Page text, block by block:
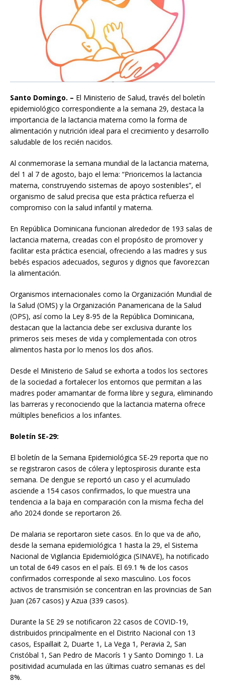
Santo Domingo. – El Ministerio de Salud, través del boletín
epidemiológico correspondiente a la semana 29, destaca la
importancia de la lactancia materna como la forma de
alimentación y nutrición ideal para el crecimiento y desarrollo
saludable de los recién nacidos.
Al conmemorase la semana mundial de la lactancia materna,
del 1 al 7 de agosto, bajo el lema: “Prioricemos la lactancia
materna, construyendo sistemas de apoyo sostenibles”, el
organismo de salud precisa que esta práctica refuerza el
compromiso con la salud infantil y materna.
En República Dominicana funcionan alrededor de 193 salas de
lactancia materna, creadas con el propósito de promover y
facilitar esta práctica esencial, ofreciendo a las madres y sus
bebés espacios adecuados, seguros y dignos que favorezcan
la alimentación.
Organismos internacionales como la Organización Mundial de
la Salud (OMS) y la Organización Panamericana de la Salud
(OPS), así como la Ley 8-95 de la República Dominicana,
destacan que la lactancia debe ser exclusiva durante los
primeros seis meses de vida y complementada con otros
alimentos hasta por lo menos los dos años.
Desde el Ministerio de Salud se exhorta a todos los sectores
de la sociedad a fortalecer los entornos que permitan a las
madres poder amamantar de forma libre y segura, eliminando
las barreras y reconociendo que la lactancia materna ofrece
múltiples beneficios a los infantes.
Boletín SE-29:
El boletín de la Semana Epidemiológica SE-29 reporta que no
se registraron casos de cólera y leptospirosis durante esta
semana. De dengue se reportó un caso y el acumulado
asciende a 154 casos confirmados, lo que muestra una
tendencia a la baja en comparación con la misma fecha del
año 2024 donde se reportaron 26.
De malaria se reportaron siete casos. En lo que va de año,
desde la semana epidemiológica 1 hasta la 29, el Sistema
Nacional de Vigilancia Epidemiológica (SINAVE), ha notificado
un total de 649 casos en el país. El 69.1 % de los casos
confirmados corresponde al sexo masculino. Los focos
activos de transmisión se concentran en las provincias de San
Juan (267 casos) y Azua (339 casos).
Durante la SE 29 se notificaron 22 casos de COVID-19,
distribuidos principalmente en el Distrito Nacional con 13
casos, Espaillait 2, Duarte 1, La Vega 1, Peravia 2, San
Cristóbal 1, San Pedro de Macorís 1 y Santo Domingo 1. La
positividad acumulada en las últimas cuatro semanas es del
8%.